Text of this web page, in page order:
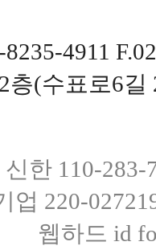
4911
층(수표로6
한 110-
업 220-
웹하드 id